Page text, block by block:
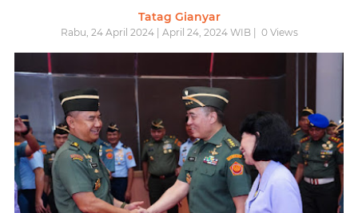
Tatag Gianyar
Rabu, 24 April 2024 | April 24, 2024 WIB | 0Views